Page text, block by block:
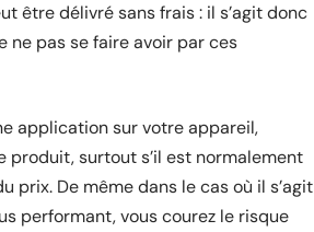
être délivré sans frais : il s’agit donc
ne pas se faire avoir par ces
application sur votre appareil,
produit, surtout s’il est normalement
prix. De même dans le cas où il s’agit
performant, vous courez le risque